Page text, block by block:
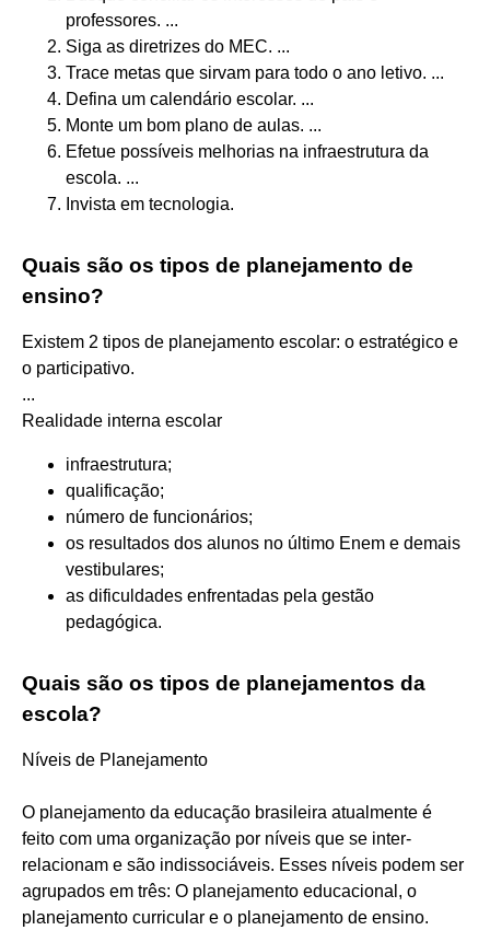
professores. ...
Siga as diretrizes do MEC. ...
Trace metas que sirvam para todo o ano letivo. ...
Defina um calendário escolar. ...
Monte um bom plano de aulas. ...
Efetue possíveis melhorias na infraestrutura da
escola. ...
Invista em tecnologia.
Quais são os tipos de planejamento de
ensino?
Existem 2 tipos de planejamento escolar: o estratégico e
o participativo.
...
Realidade interna escolar
infraestrutura;
qualificação;
número de funcionários;
os resultados dos alunos no último Enem e demais
vestibulares;
as dificuldades enfrentadas pela gestão
pedagógica.
Quais são os tipos de planejamentos da
escola?
Níveis de Planejamento
O planejamento da educação brasileira atualmente é
feito com uma organização por níveis que se inter-
relacionam e são indissociáveis. Esses níveis podem ser
agrupados em três: O planejamento educacional, o
planejamento curricular e o planejamento de ensino.